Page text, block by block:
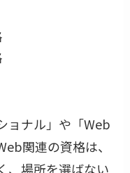
ョナル」や「Web
関連の資格は、
、場所を選ばない